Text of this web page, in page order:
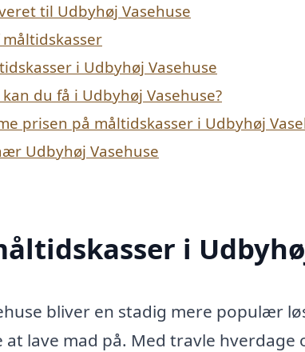
til Udbyhøj Vasehuse
i Udbyhøj Vasehuse
du få i Udbyhøj Vasehuse?
prisen på måltidskasser i Udbyhøj
Udbyhøj Vasehuse
i
bliver en stadig mere populær
lave mad på. Med travle hverdage